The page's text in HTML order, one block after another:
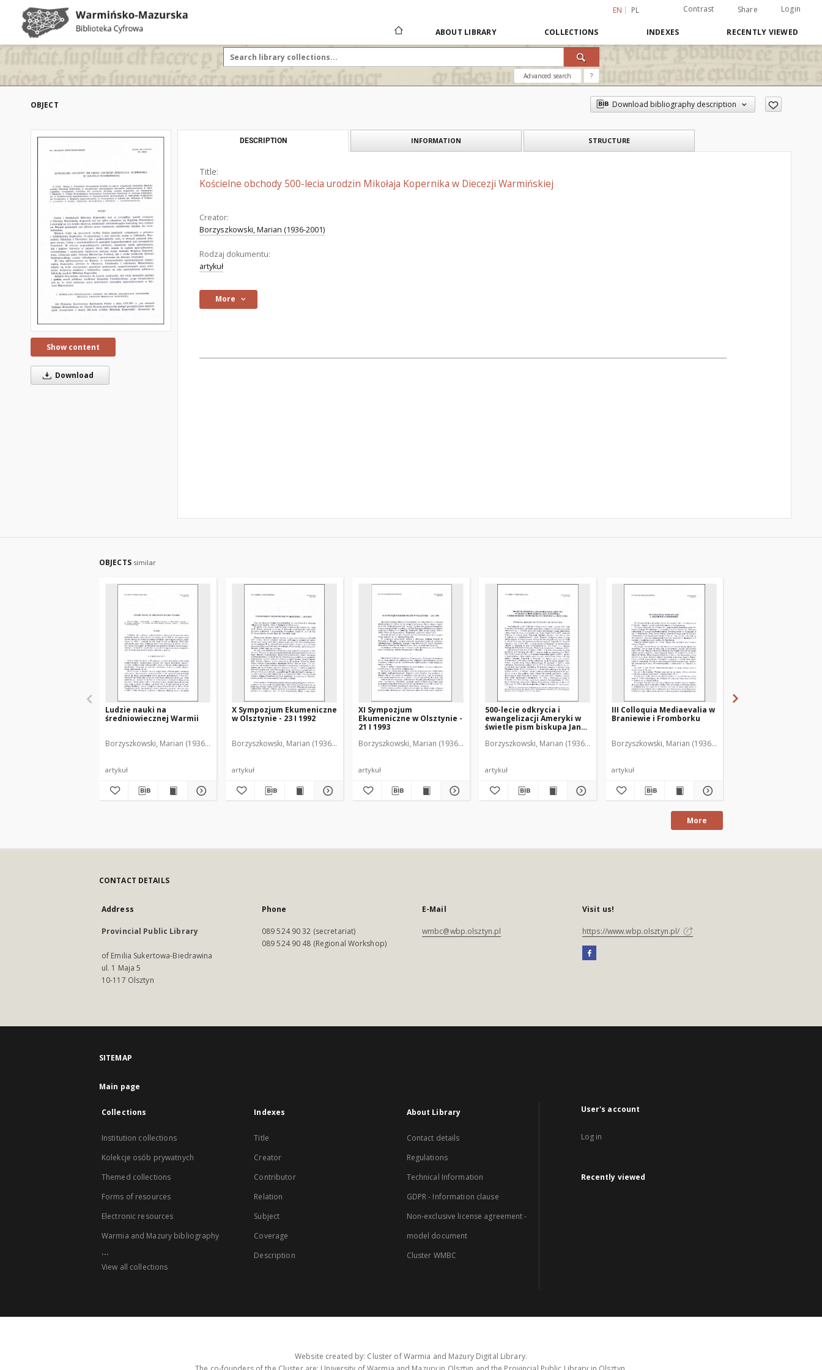
EN PL Contrast Share Login
ABOUT LIBRARY COLLECTIONS INDEXES RECENTLY VIEWED
Advanced search ?
OBJECT Download bibliography description
Show content
Download
DESCRIPTION INFORMATION STRUCTURE
Title:
Kościelne obchody 500-lecia urodzin Mikołaja Kopernika w Diecezji Warmińskiej
Creator:
Borzyszkowski, Marian (1936-2001)
Rodzaj dokumentu:
artykuł
More
OBJECTS similar
Ludzie nauki na
średniowiecznej Warmii
Borzyszkowski, Marian (1936-2001)
artykuł
X Sympozjum Ekumeniczne
w Olsztynie - 23 I 1992
Borzyszkowski, Marian (1936-2001)
artykuł
XI Sympozjum
Ekumeniczne w Olsztynie -
21 I 1993
Borzyszkowski, Marian (1936-2001)
artykuł
500-lecie odkrycia i
ewangelizacji Ameryki w
świetle pism biskupa Jana
Seminarium Duchownego
bibliotecznej
Borzyszkowski, Marian (1936-2001)
artykuł
III Colloquia Mediaevalia w
Braniewie i Fromborku
Borzyszkowski, Marian (1936-2001)
artykuł
More
CONTACT DETAILS
Address
Provincial Public Library
of Emilia Sukertowa-Biedrawina
ul. 1 Maja 5
10-117 Olsztyn
Phone
089 524 90 32 (secretariat)
089 524 90 48 (Regional Workshop)
E-Mail
wmbc@wbp.olsztyn.pl
Visit us!
https://www.wbp.olsztyn.pl/
SITEMAP
Main page
Collections
Institution collections
Kolekcje osób prywatnych
Themed collections
Forms of resources
Electronic resources
Warmia and Mazury bibliography
...
View all collections
Indexes
Title
Creator
Contributor
Relation
Subject
Coverage
Description
About Library
Contact details
Regulations
Technical Information
GDPR - Information clause
Non-exclusive license agreement -
model document
Cluster WMBC
User's account
Log in
Recently viewed
Website created by: Cluster of Warmia and Mazury Digital Library.